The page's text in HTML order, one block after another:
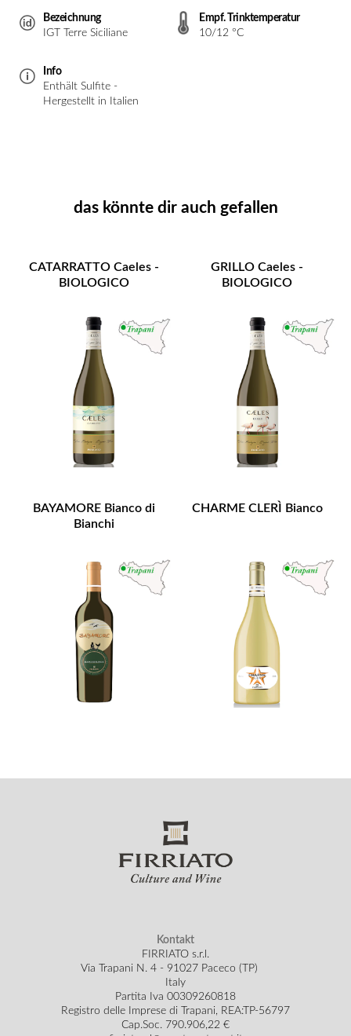
Bezeichnung
IGT Terre Siciliane
Empf. Trinktemperatur
10/12 °C
Info
Enthält Sulfite -
Hergestellt in Italien
das könnte dir auch gefallen
CATARRATTO Caeles -
BIOLOGICO
GRILLO Caeles -
BIOLOGICO
BAYAMORE Bianco di
Bianchi
CHARME CLERÌ Bianco
Kontakt
FIRRIATO s.r.l.
Via Trapani N. 4 - 91027 Paceco (TP)
Italy
Partita Iva 00309260818
Registro delle Imprese di Trapani, REA:TP-56797
Cap.Soc. 790.906,22 €